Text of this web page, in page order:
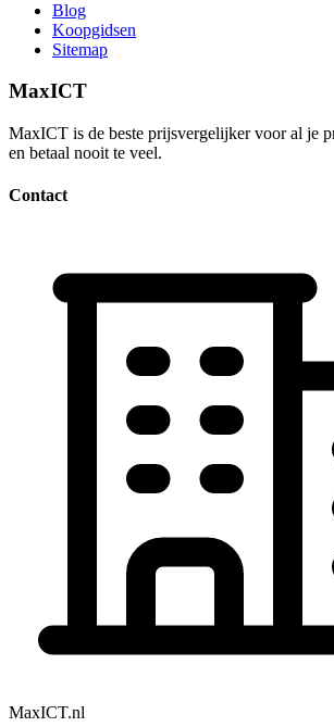
Blog
Koopgidsen
Sitemap
MaxICT
MaxICT is de beste prijsvergelijker voor al je
en betaal nooit te veel.
Contact
MaxICT.nl